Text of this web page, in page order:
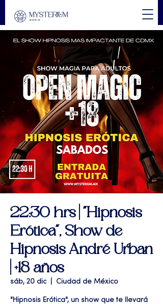
22:30 hrs | "Hipnosis
Erótica", Show de
Hipnosis André Urban
| +18 años
sáb, 20 dic
  |
Ciudad de México
"Hipnosis Erótica", un show que te llevará